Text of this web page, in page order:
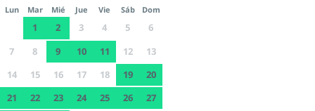
Lun Mar Mié Jue Vie Sáb Dom
1 2 3 4 5
6
7
8 9 10 11 12
13
14
15 16 17 18 19
20
21
22 23 24 25 26
27